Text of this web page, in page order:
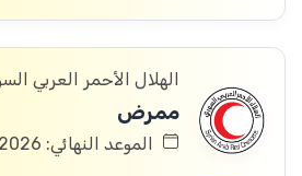
الهلال الأحمر العربي
ممرض
الموعد النهائي: 09/08/2026